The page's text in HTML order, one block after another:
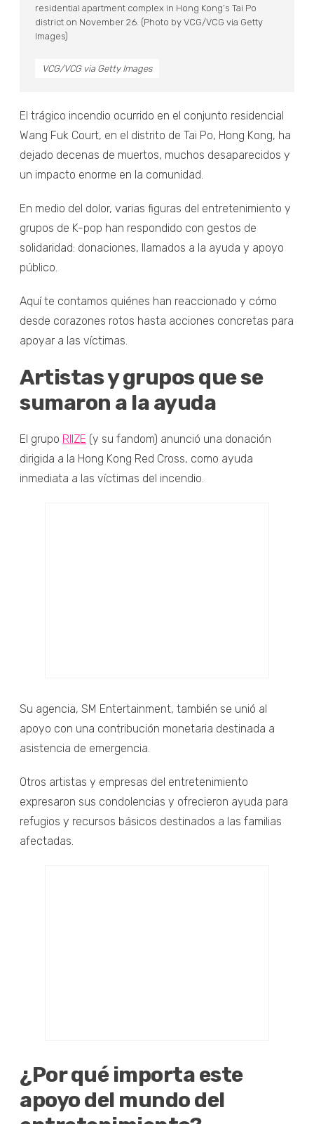
residential apartment complex in Hong Kong’s Tai Po
district on November 26. (Photo by VCG/VCG via Getty
Images)
VCG/VCG via Getty Images
El trágico incendio ocurrido en el conjunto residencial
Wang Fuk Court, en el distrito de Tai Po, Hong Kong, ha
dejado decenas de muertos, muchos desaparecidos y
un impacto enorme en la comunidad.
En medio del dolor, varias figuras del entretenimiento y
grupos de K-pop han respondido con gestos de
solidaridad: donaciones, llamados a la ayuda y apoyo
público.
Aquí te contamos quiénes han reaccionado y cómo
desde corazones rotos hasta acciones concretas para
apoyar a las víctimas.
Artistas y grupos que se
sumaron a la ayuda
El grupo RIIZE (y su fandom) anunció una donación
dirigida a la Hong Kong Red Cross, como ayuda
inmediata a las víctimas del incendio.
Su agencia, SM Entertainment, también se unió al
apoyo con una contribución monetaria destinada a
asistencia de emergencia.
Otros artistas y empresas del entretenimiento
expresaron sus condolencias y ofrecieron ayuda para
refugios y recursos básicos destinados a las familias
afectadas.
¿Por qué importa este
apoyo del mundo del